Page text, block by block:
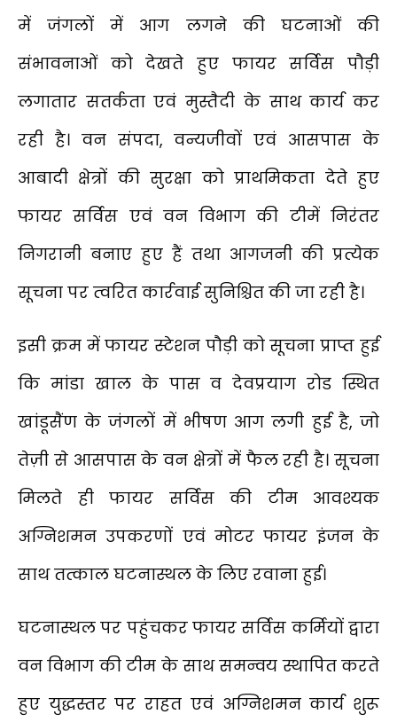
में जंगलों में आग लगने की घटनाओं की
संभावनाओं को देखते हुए फायर सर्विस पौड़ी
लगातार सतर्कता एवं मुस्तैदी के साथ कार्य कर
रही है। वन संपदा, वन्यजीवों एवं आसपास के
आबादी क्षेत्रों की सुरक्षा को प्राथमिकता देते हुए
फायर सर्विस एवं वन विभाग की टीमें निरंतर
निगरानी बनाए हुए हैं तथा आगजनी की प्रत्येक
सूचना पर त्वरित कार्रवाई सुनिश्चित की जा रही है।
इसी क्रम में फायर स्टेशन पौड़ी को सूचना प्राप्त हुई
कि मांडा खाल के पास व देवप्रयाग रोड स्थित
खांडूसैंण के जंगलों में भीषण आग लगी हुई है, जो
तेज़ी से आसपास के वन क्षेत्रों में फैल रही है। सूचना
मिलते ही फायर सर्विस की टीम आवश्यक
अग्निशमन उपकरणों एवं मोटर फायर इंजन के
साथ तत्काल घटनास्थल के लिए रवाना हुई।
घटनास्थल पर पहुंचकर फायर सर्विस कर्मियों द्वारा
वन विभाग की टीम के साथ समन्वय स्थापित करते
हुए युद्धस्तर पर राहत एवं अग्निशमन कार्य शुरू